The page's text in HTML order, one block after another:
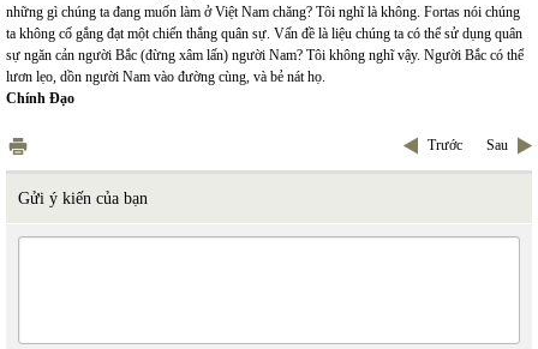
những gì chúng ta đang muốn làm ở Việt Nam chăng? Tôi nghĩ là không. Fortas nói chúng
ta không cố gắng đạt một chiến thắng quân sự. Vấn đề là liệu chúng ta có thể sử dụng quân
sự ngăn cản người Bắc (đừng xâm lấn) người Nam? Tôi không nghĩ vậy. Người Bắc có thể
lươn lẹo, dồn người Nam vào đường cùng, và bẻ nát họ.
Chính Đạo
Trước Sau
Gửi ý kiến của bạn